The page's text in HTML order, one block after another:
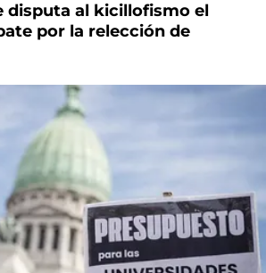
disputa al kicillofismo el
por la relección de